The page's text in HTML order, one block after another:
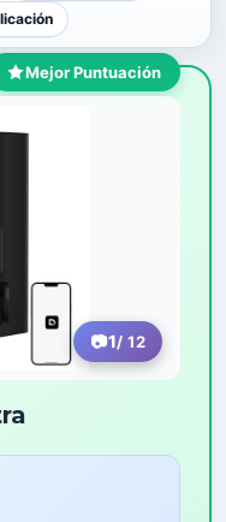
Mejor Puntuación
1/ 12